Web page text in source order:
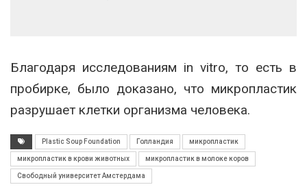
Благодаря исследованиям in vitro, то есть в
пробирке, было доказано, что микропластик
разрушает клетки организма человека.
Plastic Soup Foundation Голландия микропластик
микропластик в крови животных микропластик в молоке коров
Свободный университет Амстердама